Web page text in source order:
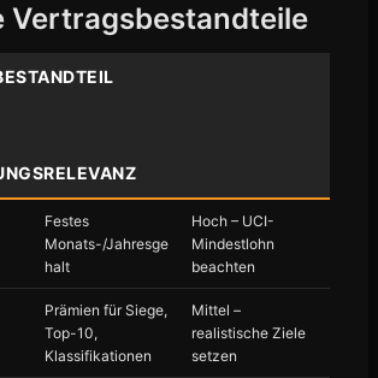
Vertragsbestandteile
Festes
Monats-/Jahresge
halt
Hoch – UCI-
Mindestlohn
beachten
Prämien für Siege,
Top-10,
Klassifikationen
Mittel –
realistische Ziele
setzen